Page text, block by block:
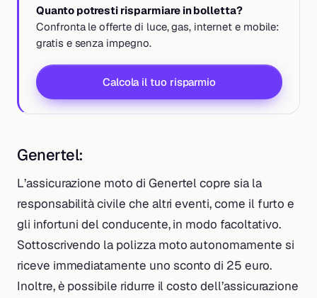
Quanto potresti risparmiare in bolletta?
Confronta le offerte di luce, gas, internet e mobile:
gratis e senza impegno.
Calcola il tuo risparmio
Genertel:
L’assicurazione moto di Genertel copre sia la
responsabilità civile che altri eventi, come il furto e
gli infortuni del conducente, in modo facoltativo.
Sottoscrivendo la polizza moto autonomamente si
riceve immediatamente uno sconto di 25 euro.
Inoltre, è possibile ridurre il costo dell’assicurazione